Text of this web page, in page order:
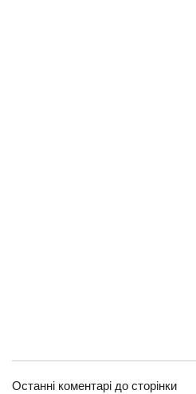
Останні коментарі до сторінки